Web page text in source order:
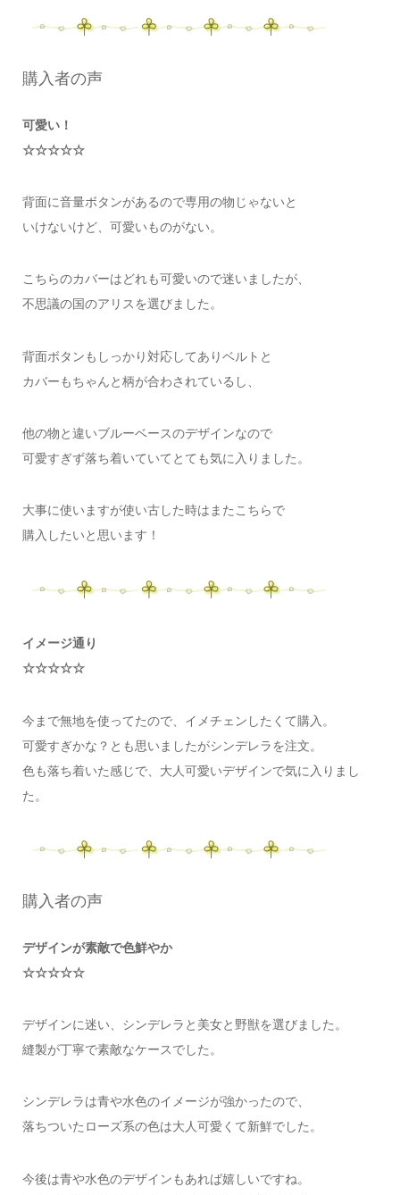
購入者の声
可愛い！
☆☆☆☆☆
背面に音量ボタンがあるので専用の物じゃないと
いけないけど、可愛いものがない。
こちらのカバーはどれも可愛いので迷いましたが、
不思議の国のアリスを選びました。
背面ボタンもしっかり対応してありベルトと
カバーもちゃんと柄が合わされているし、
他の物と違いブルーベースのデザインなので
可愛すぎず落ち着いていてとても気に入りました。
大事に使いますが使い古した時はまたこちらで
購入したいと思います！
イメージ通り
☆☆☆☆☆
今まで無地を使ってたので、イメチェンしたくて購入。
可愛すぎかな？とも思いましたがシンデレラを注文。
色も落ち着いた感じで、大人可愛いデザインで気に入りまし
た。
購入者の声
デザインが素敵で色鮮やか
☆☆☆☆☆
デザインに迷い、シンデレラと美女と野獣を選びました。
縫製が丁寧で素敵なケースでした。
シンデレラは青や水色のイメージが強かったので、
落ちついたローズ系の色は大人可愛くて新鮮でした。
今後は青や水色のデザインもあれば嬉しいですね。